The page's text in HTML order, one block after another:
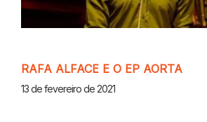
RAFA ALFACE E O EP AORTA
13 de fevereiro de 2021